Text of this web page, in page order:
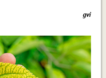
gvi